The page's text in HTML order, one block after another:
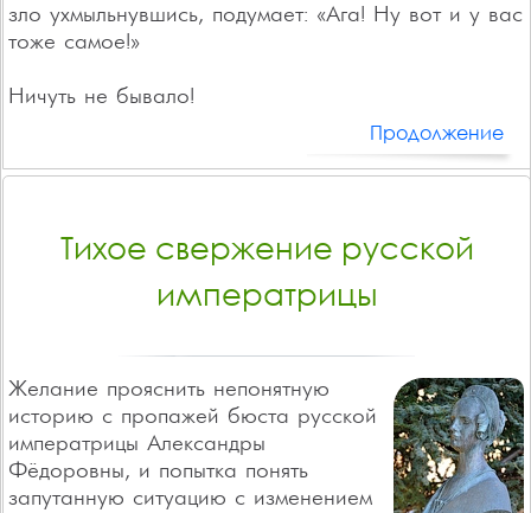
зло ухмыльнувшись, подумает: «Ага! Ну вот и у вас
тоже самое!»
Ничуть не бывало!
Продолжение
Тихое свержение русской
императрицы
Желание прояснить непонятную
историю с пропажей бюста русской
императрицы Александры
Фёдоровны, и попытка понять
запутанную ситуацию с изменением